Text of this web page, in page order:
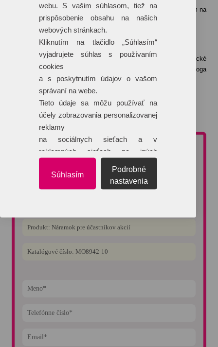
Konkrétny termín dodania je uvedený vždy individuálne vzhľadom na
aktuálny harmonogram tlače vybranej technológie.
Čo ak nemám logo v krivkách?
Logo do tlačového a teda krivkového formátu Vám naše grafické
štúdio dokáže „prekresliť“ na základe zaslaného iného formátu loga
(napríklad JPG formát).
Táto služba je spoplatnená sumou 25 €/hodina grafických prác.
Viac o technológiách potlače >>
NEZÁVÄZNÁ CENOVÁ PONUKA
Potrebujete poradiť pri výbere reklamného predmetu alebo
typu potlače?
webu. S vašim súhlasom, tiež na
prispôsobenie obsahu na našich
webových stránkach.
Kliknutím na tlačidlo „Súhlasím“
vyjadrujete súhlas s používaním
cookies
a s poskytnutím údajov o vašom
správaní na webe.
Tieto údaje sa môžu používať na
účely zobrazovania personalizovanej
reklamy
na sociálnych sieťach a v
reklamných sieťach na iných
Súhlasím
Podrobné
nastavenia